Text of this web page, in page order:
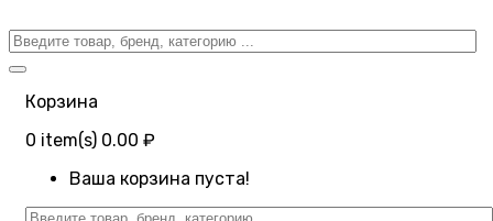
Корзина
0 item(s) 0.00 ₽
Ваша корзина пуста!